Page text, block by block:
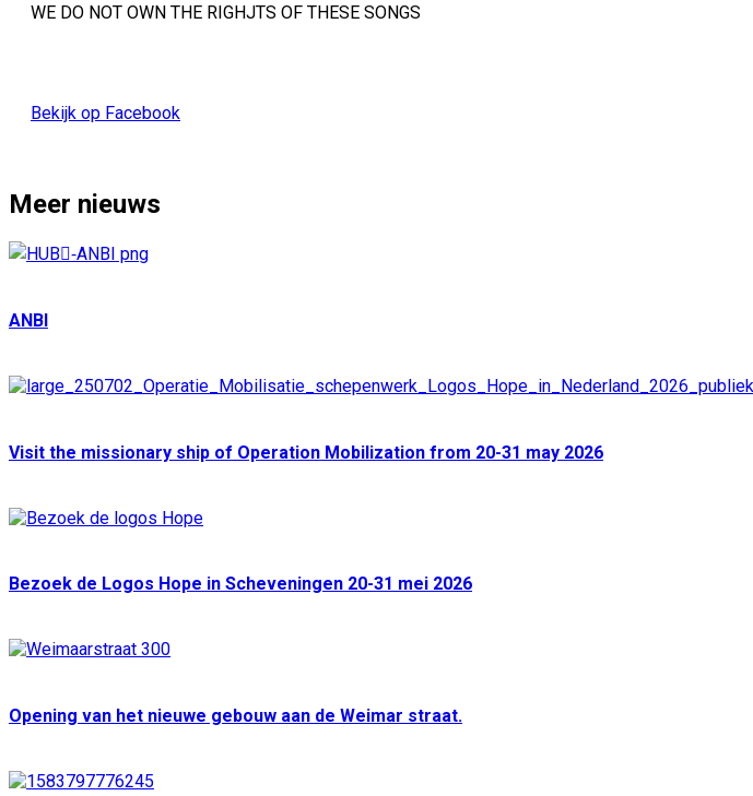
WE DO NOT OWN THE RIGHJTS OF THESE SONGS
Bekijk op Facebook
Meer nieuws
ANBI
Visit the missionary ship of Operation Mobilization from 20-31 may 2026
Bezoek de Logos Hope in Scheveningen 20-31 mei 2026
Opening van het nieuwe gebouw aan de Weimar straat.